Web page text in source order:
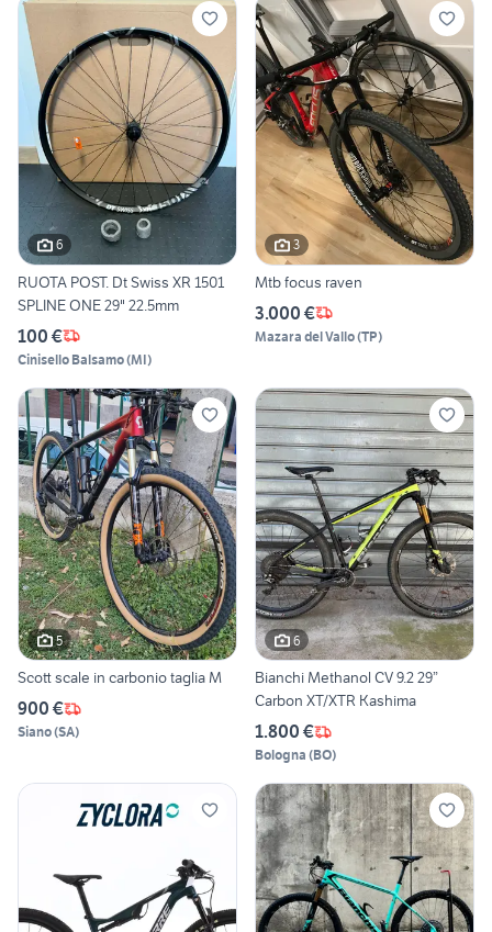
6
RUOTA POST. Dt Swiss XR 1501
SPLINE ONE 29" 22.5mm
100 €
Cinisello Balsamo(MI)
3
Mtb focus raven
3.000 €
Mazara del Vallo(TP)
5
Scott scale in carbonio taglia M
900 €
Siano(SA)
6
Bianchi Methanol CV 9.2 29”
Carbon XT/XTR Kashima
1.800 €
Bologna (BO)